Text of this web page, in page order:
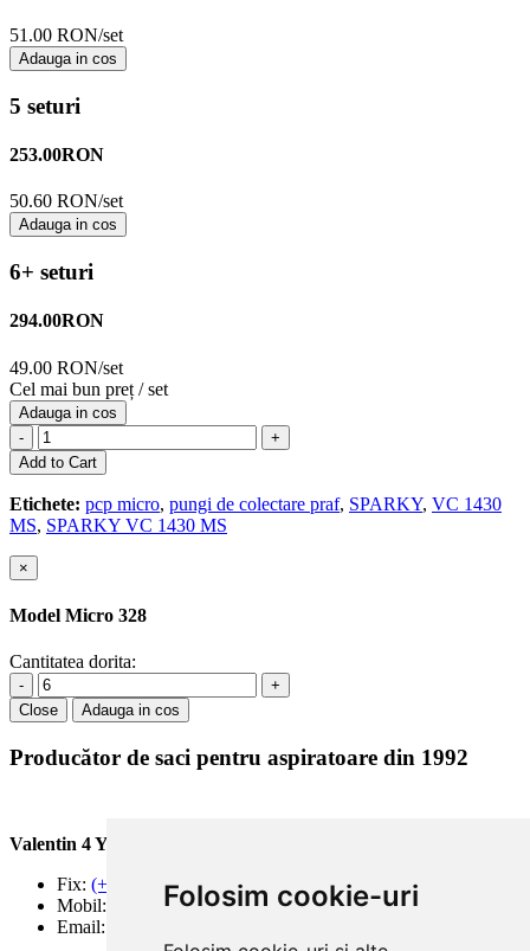
Folosim cookie-uri
51.00 RON/set
Adauga in cos
5 seturi
253.00RON
50.60 RON/set
Adauga in cos
6+ seturi
294.00RON
49.00 RON/set
Cel mai bun preț / set
Adauga in cos
-
+
Add to Cart
Etichete: pcp micro, pungi de colectare praf, SPARKY, VC 1430
MS, SPARKY VC 1430 MS
×
Model Micro 328
Cantitatea dorita:
-
+
Close
Adauga in cos
Producător de saci pentru aspiratoare din 1992
Valentin 4 You Prod.
Fix: (+40) 21 668 60 69
Mobil:
(+40) 722 375 131
Email: